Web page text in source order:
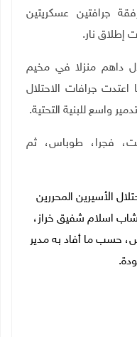
جرافتين عسكريتين
إطلاق نار.
داهم منزلا في مخيم
اعتدت جرافات الاحتلال
واسع للبنية التحتية.
فجرا، طوباس، ثم
الأسيرين المحررين
اسلام شفيق خراز،
حسب ما أفاد به مدير